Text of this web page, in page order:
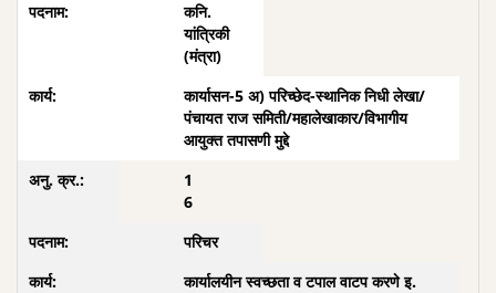
कनि.
यांत्रिकी
(मंत्रा)
कार्यासन-5 अ) परिच्छेद-स्थानिक निधी लेखा/
पंचायत राज समिती/महालेखाकार/विभागीय
आयुक्त तपासणी मुद्दे
1
6
परिचर
कार्यालयीन स्वच्छता व टपाल वाटप करणे इ.